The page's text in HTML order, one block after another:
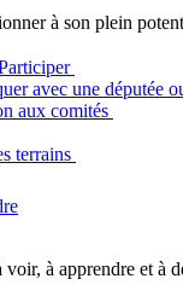
à son plein
avec une députée
aux comités
terrains
voir, à apprendre et à